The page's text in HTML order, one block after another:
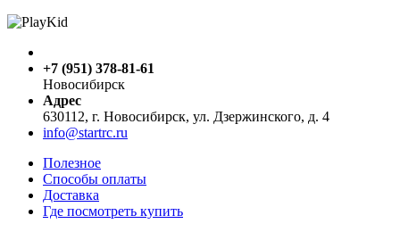
+7 (951) 378-81-61
Новосибирск
Адрес
630112, г. Новосибирск, ул. Дзержинского, д. 4
info@startrc.ru
Полезное
Способы оплаты
Доставка
Где посмотреть купить